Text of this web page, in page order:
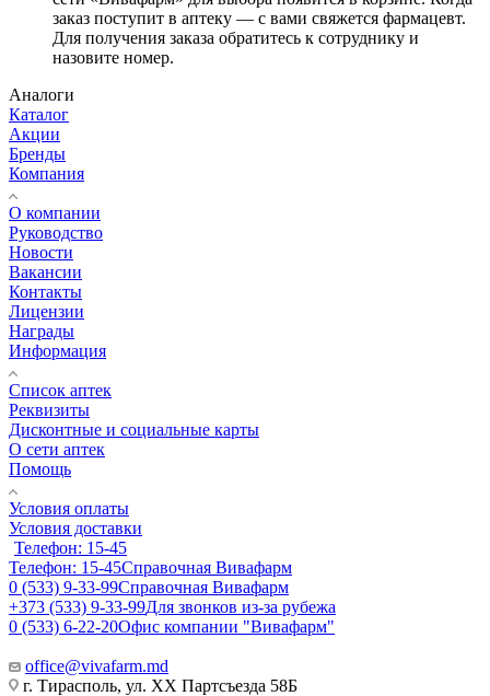
заказ поступит в аптеку — с вами свяжется фармацевт.
Для получения заказа обратитесь к сотруднику и
назовите номер.
Аналоги
Каталог
Акции
Бренды
Компания
О компании
Руководство
Новости
Вакансии
Контакты
Лицензии
Награды
Информация
Список аптек
Реквизиты
Дисконтные и социальные карты
О сети аптек
Помощь
Условия оплаты
Условия доставки
Телефон: 15-45
Телефон: 15-45Справочная Вивафарм
0 (533) 9-33-99Справочная Вивафарм
+373 (533) 9-33-99Для звонков из-за рубежа
0 (533) 6-22-20Офис компании "Вивафарм"
office@vivafarm.md
г. Тирасполь, ул. ХХ Партсъезда 58Б